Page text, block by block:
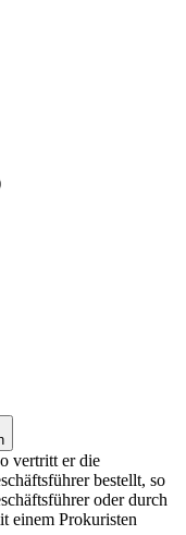
vertritt er die
bestellt, so
oder durch
einem Prokuristen